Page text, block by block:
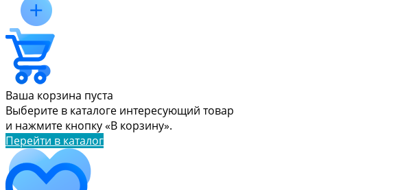
Ваша корзина пуста
Выберите в каталоге интересующий товар
и нажмите кнопку «В корзину».
Перейти в каталог